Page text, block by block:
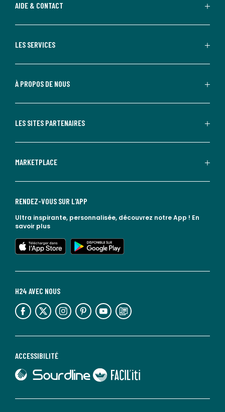
AIDE & CONTACT
LES SERVICES
À PROPOS DE NOUS
LES SITES PARTENAIRES
MARKETPLACE
ACCESSIBILITÉ
lien vers Sourdline
lien vers Faciliti
H24 AVEC NOUS
lien vers l'espace réseaux sociaux lien vers l'espace réseaux sociaux lien vers l'espace réseaux sociaux lien vers l'espace réseaux sociaux lien vers l'espace réseaux sociaux lien vers le blog la redoute
RENDEZ-VOUS SUR L'APP
Ultra inspirante, personnalisée, découvrez notre App ! En
savoir plus
lien vers l'app store
lien vers google play